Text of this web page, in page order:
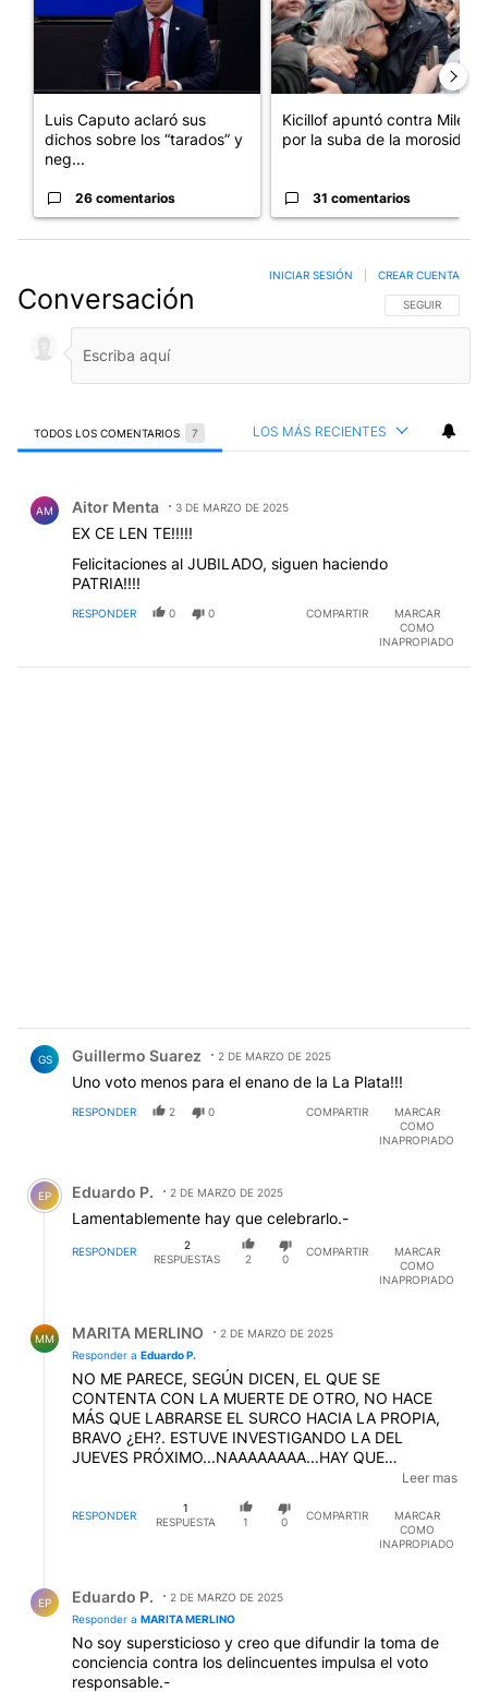
Luis Caputo aclaró sus
dichos sobre los “tarados” y
neg...
26 comentarios
Kicillof apuntó contra Milei
por la suba de la morosida...
31 comentarios
Conversación SIGA ESTA
SEGUIR
INICIAR SESIÓN CREAR CUENTA
TODOS LOS COMENTARIOS 7 LOS MÁS RECIENTES
AM Aitor Menta 3 DE MARZO DE 2025
EX CE LEN TE!!!!!
Felicitaciones al JUBILADO, siguen haciendo
PATRIA!!!!
RESPONDER 0 0 COMPARTIR
MARCAR
COMO
INAPROPIADO
GS Guillermo Suarez 2 DE MARZO DE 2025
Uno voto menos para el enano de la La Plata!!!
RESPONDER 2 0 COMPARTIR
MARCAR
COMO
INAPROPIADO
Comentario de Eduardo P..
EP Eduardo P. 2 DE MARZO DE 2025
Lamentablemente hay que celebrarlo.-
RESPONDER
2
RESPUESTAS
2 0
COMPARTIR
MARCAR
COMO
INAPROPIADO
MM MARITA MERLINO
2 DE MARZO DE 2025
Responder a Eduardo P.
NO ME PARECE, SEGÚN DICEN, EL QUE SE
CONTENTA CON LA MUERTE DE OTRO, NO HACE
MÁS QUE LABRARSE EL SURCO HACIA LA PROPIA,
BRAVO ¿EH?. ESTUVE INVESTIGANDO LA DEL
JUEVES PRÓXIMO...NAAAAAAAA...HAY QUE
ATREVERSE, SEGURO QUE VOY PERO ES PARA ESTAR
CON GENTE Y CHARLAR, PORQUE OYO SOY
TERRIBLE.
Leer mas
RESPONDER
1
RESPUESTA
1 0
COMPARTIR
MARCAR
COMO
INAPROPIADO
EP Eduardo P.
2 DE MARZO DE 2025
Responder a MARITA MERLINO
No soy supersticioso y creo que difundir la toma de
conciencia contra los delincuentes impulsa el voto
responsable.-